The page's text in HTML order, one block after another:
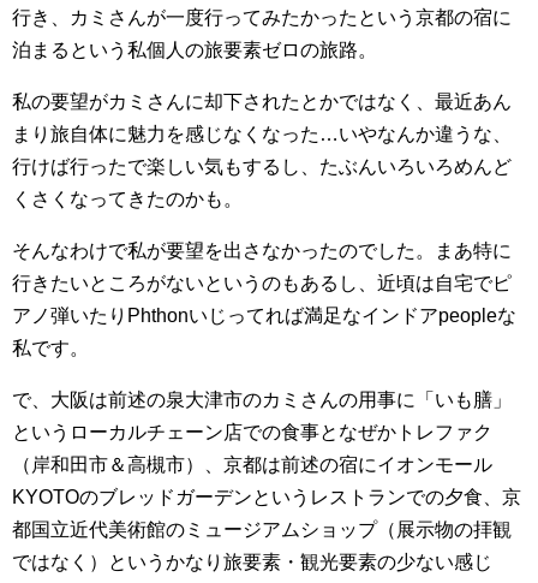
行き、カミさんが一度行ってみたかったという京都の宿に
泊まるという私個人の旅要素ゼロの旅路。
私の要望がカミさんに却下されたとかではなく、最近あん
まり旅自体に魅力を感じなくなった…いやなんか違うな、
行けば行ったで楽しい気もするし、たぶんいろいろめんど
くさくなってきたのかも。
そんなわけで私が要望を出さなかったのでした。まあ特に
行きたいところがないというのもあるし、近頃は自宅でピ
アノ弾いたりPhthonいじってれば満足なインドアpeopleな
私です。
で、大阪は前述の泉大津市のカミさんの用事に「いも膳」
というローカルチェーン店での食事となぜかトレファク
（岸和田市＆高槻市）、京都は前述の宿にイオンモール
KYOTOのブレッドガーデンというレストランでの夕食、京
都国立近代美術館のミュージアムショップ（展示物の拝観
ではなく）というかなり旅要素・観光要素の少ない感じ